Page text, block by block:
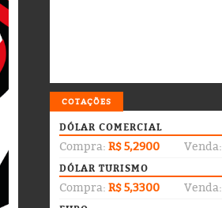
COTAÇÕES
DÓLAR COMERCIAL
Compra: R$ 5,2900 Venda:
DÓLAR TURISMO
Compra: R$ 5,3300 Venda: